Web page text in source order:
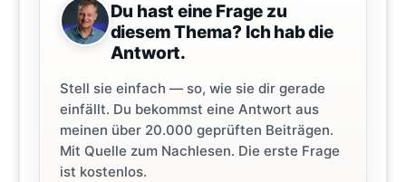
Du hast eine Frage zu
diesem Thema? Ich hab die
Antwort.
Stell sie einfach — so, wie sie dir gerade
einfällt. Du bekommst eine Antwort aus
meinen über 20.000 geprüften Beiträgen.
Mit Quelle zum Nachlesen. Die erste Frage
ist kostenlos.